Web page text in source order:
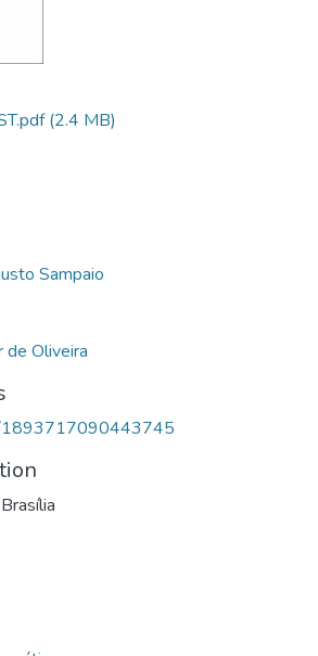
(2.4 MB)
Sampaio
de Oliveira
1893717090443745